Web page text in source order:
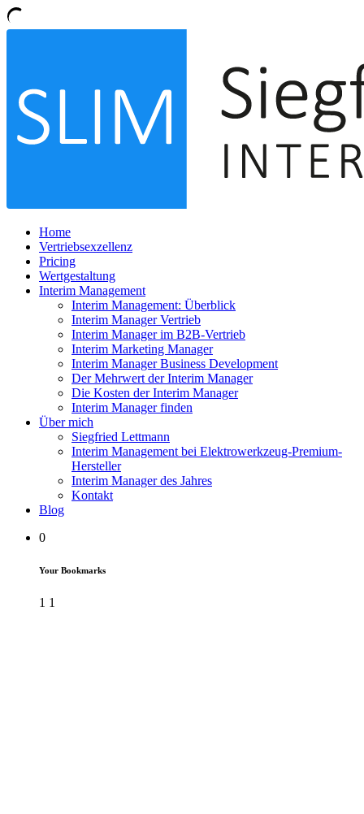
Home
Vertriebsexzellenz
Pricing
Wertgestaltung
Interim Management
Interim Management: Überblick
Interim Manager Vertrieb
Interim Manager im B2B-Vertrieb
Interim Marketing Manager
Interim Manager Business Development
Der Mehrwert der Interim Manager
Die Kosten der Interim Manager
Interim Manager finden
Über mich
Siegfried Lettmann
Interim Management bei Elektrowerkzeug-Premium-
Hersteller
Interim Manager des Jahres
Kontakt
Blog
0
Your Bookmarks
1 1